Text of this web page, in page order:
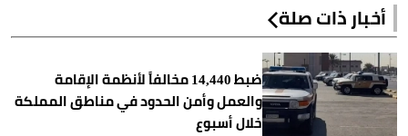
أخبار ذات صلة
ضبط 14,440 مخالفاً لأنظمة الإقامة
والعمل وأمن الحدود في مناطق المملكة
خلال أسبوع